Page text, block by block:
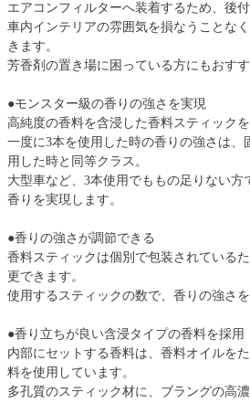
エアコンフィルターへ装着するため、後付
車内インテリアの雰囲気を損なうことな
きます。
芳香剤の置き場に困っている方にもおすす
●モンスター級の香りの強さを実現
高純度の香料を含浸した香料スティックを
一度に3本を使用した時の香りの強さは、
用した時と同等クラス。
大型車など、3本使用でももの足りない方
香りを実現します。
●香りの強さが調節できる
香料スティックは個別で包装されている
更できます。
使用するスティックの数で、香りの強さを
●香り立ちが良い含浸タイプの香料を採用
内部にセットする香料は、香料オイルを
料を使用しています。
多孔質のスティック材に、ブラングの高